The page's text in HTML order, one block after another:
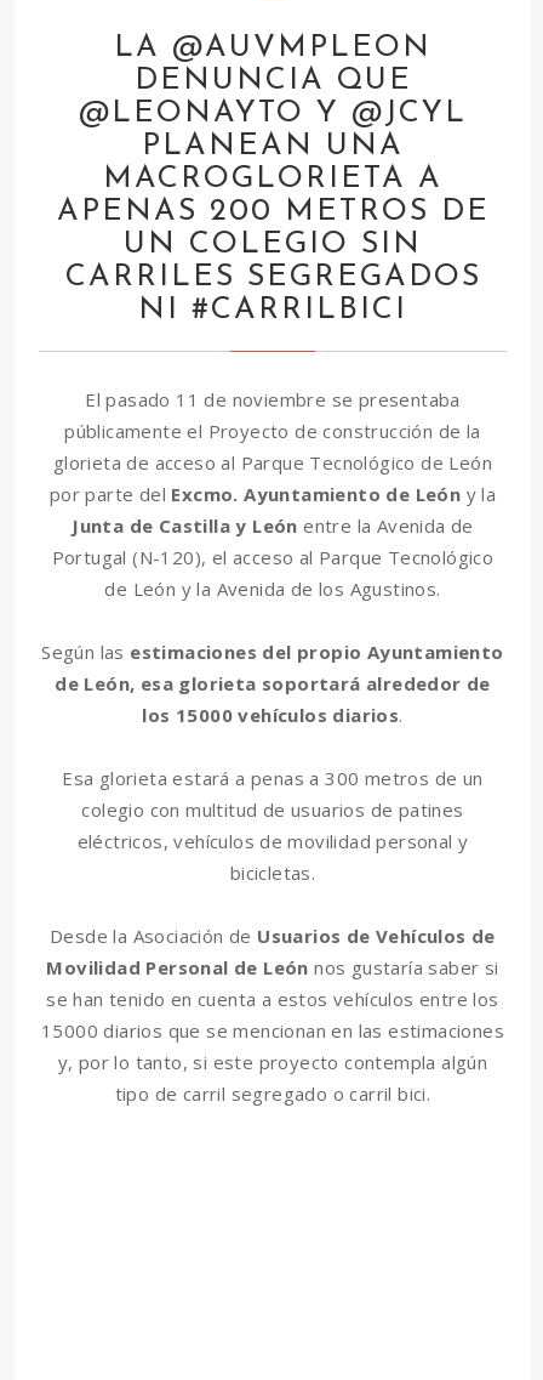
LA @AUVMPLEON
DENUNCIA QUE
@LEONAYTO Y @JCYL
PLANEAN UNA
MACROGLORIETA A
APENAS 200 METROS DE
UN COLEGIO SIN
CARRILES SEGREGADOS
NI #CARRILBICI
El pasado 11 de noviembre se presentaba
públicamente el Proyecto de construcción de la
glorieta de acceso al Parque Tecnológico de León
por parte del Excmo. Ayuntamiento de León y la
Junta de Castilla y León entre la Avenida de
Portugal (N-120), el acceso al Parque Tecnológico
de León y la Avenida de los Agustinos.
Según las estimaciones del propio Ayuntamiento
de León, esa glorieta soportará alrededor de
los 15000 vehículos diarios.
Esa glorieta estará a penas a 300 metros de un
colegio con multitud de usuarios de patines
eléctricos, vehículos de movilidad personal y
bicicletas.
Desde la Asociación de Usuarios de Vehículos de
Movilidad Personal de León nos gustaría saber si
se han tenido en cuenta a estos vehículos entre los
15000 diarios que se mencionan en las estimaciones
y, por lo tanto, si este proyecto contempla algún
tipo de carril segregado o carril bici.